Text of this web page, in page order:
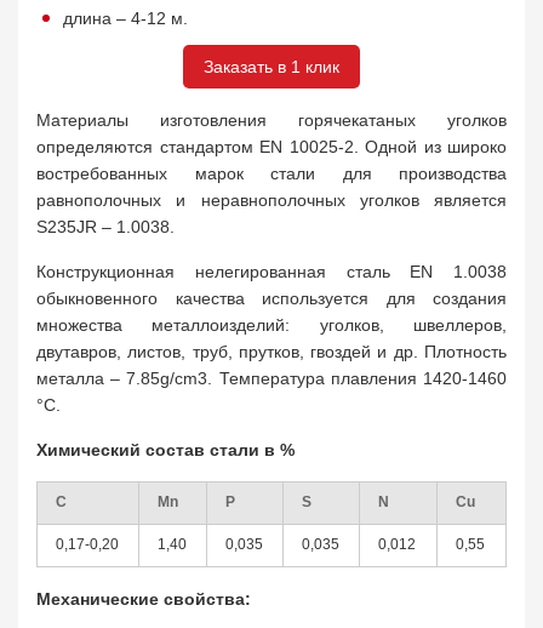
длина – 4-12 м.
Заказать в 1 клик
Материалы изготовления горячекатаных уголков
определяются стандартом EN 10025-2. Одной из широко
востребованных марок стали для производства
равнополочных и неравнополочных уголков является
S235JR – 1.0038.
Конструкционная нелегированная сталь EN 1.0038
обыкновенного качества используется для создания
множества металлоизделий: уголков, швеллеров,
двутавров, листов, труб, прутков, гвоздей и др. Плотность
металла – 7.85g/cm3. Температура плавления 1420-1460
°C.
Химический состав стали в %
C Mn P S N Cu
0,17-0,20 1,40 0,035 0,035 0,012 0,55
Механические свойства: